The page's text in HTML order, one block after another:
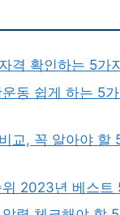
격 확인하는 5가
동 쉽게 하는 5
교, 꼭 알아야 할
2023년 베스트